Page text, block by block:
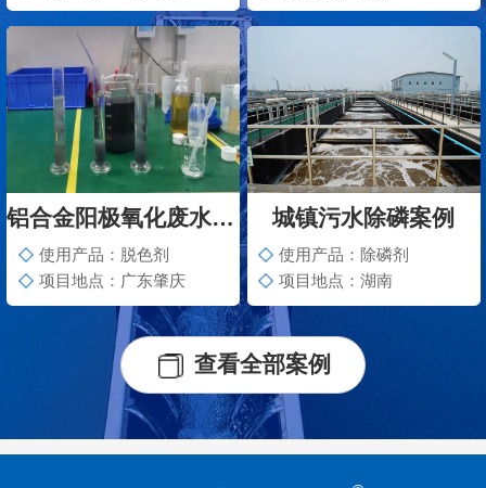
铝合金阳极氧化废水脱色案例
使用产品：脱色剂
项目地点：广东肇庆
城镇污水除磷案例
使用产品：除磷剂
项目地点：湖南
查看全部案例